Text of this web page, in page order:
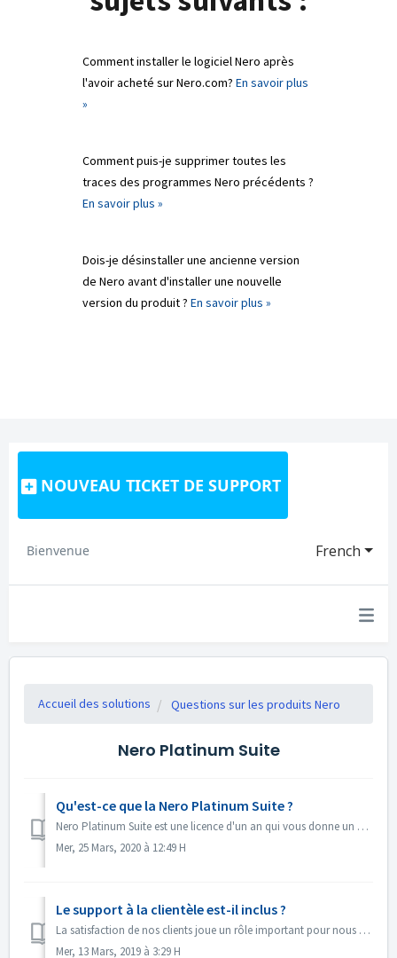
Comment installer le logiciel Nero après
l'avoir acheté sur Nero.com? En savoir plus
»
Comment puis-je supprimer toutes les
traces des programmes Nero précédents ?
En savoir plus »
Dois-je désinstaller une ancienne version
de Nero avant d'installer une nouvelle
version du produit ? En savoir plus »
NOUVEAU TICKET DE SUPPORT
French
Bienvenue
Accueil des solutions Questions sur les produits Nero
Nero Platinum Suite
Qu'est-ce que la Nero Platinum Suite ?
Nero Platinum Suite est une licence d'un an qui vous donne un accès permanent à votre logiciel Nero. Vous bénéficierez en particulier des mises à jour a...
Mer, 25 Mars, 2020 à 12:49 H
Le support à la clientèle est-il inclus ?
La satisfaction de nos clients joue un rôle important pour nous - c'est pourquoi nous offrons un support VIP permanent à tous nos clients Nero Platinum ...
Mer, 13 Mars, 2019 à 3:29 H